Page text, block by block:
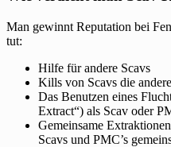
Man gewinnt Reputation bei
tut:
Hilfe für andere Scavs
Kills von Scavs die
Das Benutzen eines
Extract“) als Scav oder
Gemeinsame
Scavs und PMC’s